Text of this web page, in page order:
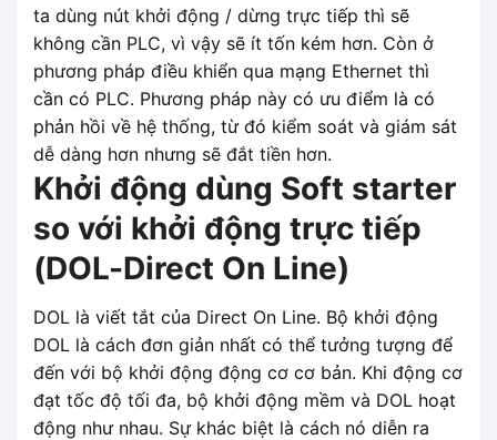
ta dùng nút khởi động / dừng trực tiếp thì sẽ
không cần PLC, vì vậy sẽ ít tốn kém hơn. Còn ở
phương pháp điều khiển qua mạng Ethernet thì
cần có PLC. Phương pháp này có ưu điểm là có
phản hồi về hệ thống, từ đó kiểm soát và giám sát
dễ dàng hơn nhưng sẽ đắt tiền hơn.
Khởi động dùng Soft starter
so với khởi động trực tiếp
(DOL-Direct On Line)
DOL là viết tắt của Direct On Line. Bộ khởi động
DOL là cách đơn giản nhất có thể tưởng tượng để
đến với bộ khởi động động cơ cơ bản. Khi động cơ
đạt tốc độ tối đa, bộ khởi động mềm và DOL hoạt
động như nhau. Sự khác biệt là cách nó diễn ra